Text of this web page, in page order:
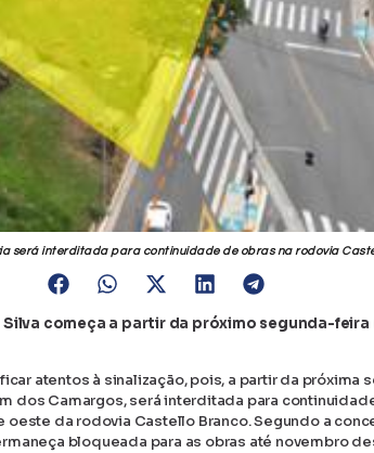
será interditada para continuidade de obras na rodovia
começa a partir da próximo segunda-
atentos à sinalização, pois, a partir da próxima
dos Camargos, será interditada para
oeste da rodovia Castello Branco. Segundo a
bloqueada para as obras até novembro